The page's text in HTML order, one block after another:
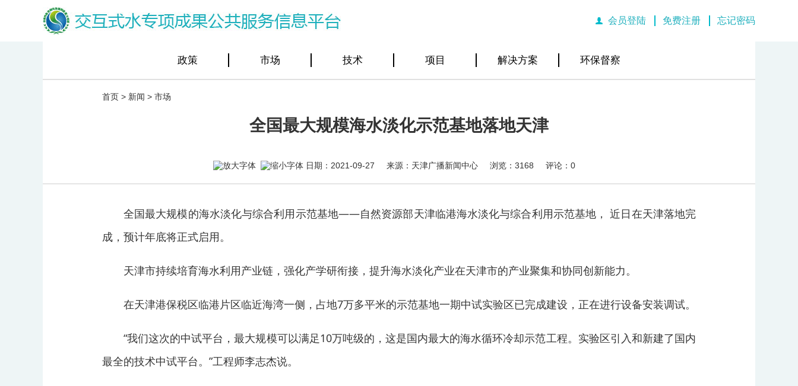
会员登陆 免费注册 忘记密码
政策 市场 技术 项目 解决方案 环保督察
首页 > 新闻 > 市场
全国最大规模海水淡化示范基地落地天津
日期：2021-09-27 来源：天津广播新闻中心 浏览： 3168 评论：0
全国最大规模的海水淡化与综合利用示范基地——自然资源部天津临港海水淡化与综合利用示范基地， 近日在天津落地完
成，预计年底将正式启用。
天津市持续培育海水利用产业链，强化产学研衔接，提升海水淡化产业在天津市的产业聚集和协同创新能力。
在天津港保税区临港片区临近海湾一侧，占地7万多平米的示范基地一期中试实验区已完成建设，正在进行设备安装调试。
“我们这次的中试平台，最大规模可以满足10万吨级的，这是国内最大的海水循环冷却示范工程。实验区引入和新建了国内
最全的技术中试平台。”工程师李志杰说。